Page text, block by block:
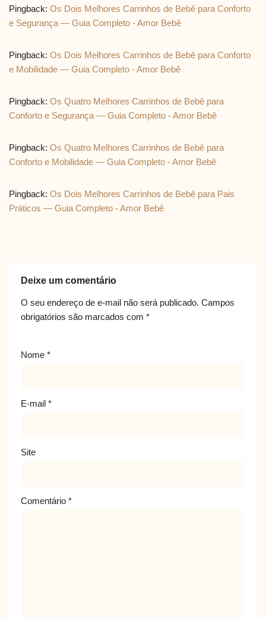
Pingback: Os Dois Melhores Carrinhos de Bebê para Conforto
e Segurança — Guia Completo - Amor Bebê
Pingback: Os Dois Melhores Carrinhos de Bebê para Conforto
e Mobilidade — Guia Completo - Amor Bebê
Pingback: Os Quatro Melhores Carrinhos de Bebê para
Conforto e Segurança — Guia Completo - Amor Bebê
Pingback: Os Quatro Melhores Carrinhos de Bebê para
Conforto e Mobilidade — Guia Completo - Amor Bebê
Pingback: Os Dois Melhores Carrinhos de Bebê para Pais
Práticos — Guia Completo - Amor Bebê
Deixe um comentário
O seu endereço de e-mail não será publicado. Campos
obrigatórios são marcados com *
Nome *
E-mail *
Site
Comentário *